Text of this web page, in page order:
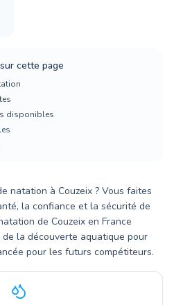
cette page
disponibles
natation à Couzeix ? Vous faites
la confiance et la sécurité de
de Couzeix en France
la découverte aquatique pour
pour les futurs compétiteurs.